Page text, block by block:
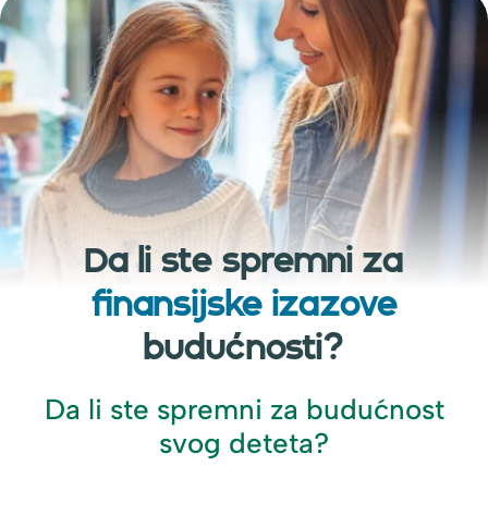
Da li ste spremni za
finansijske izazove
budućnosti?
Da li ste spremni za budućnost
svog deteta?